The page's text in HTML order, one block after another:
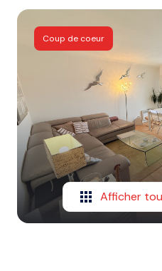
Coup de coeur
Afficher